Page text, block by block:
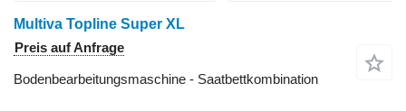
Multiva Topline Super XL
Preis auf Anfrage
Bodenbearbeitungsmaschine - Saatbettkombination